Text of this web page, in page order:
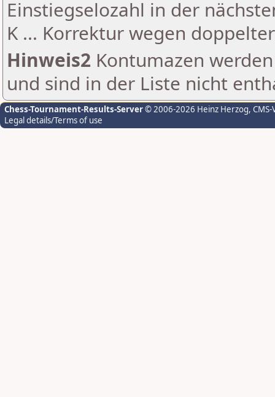
Einstiegselozahl in der
K ... Korrektur wegen
Hinweis2 Kontumazen
und sind in der Liste nicht
Chess-Tournament-Results-Server© 2006-2026 Heinz Herzog,
Legal details/Terms of use